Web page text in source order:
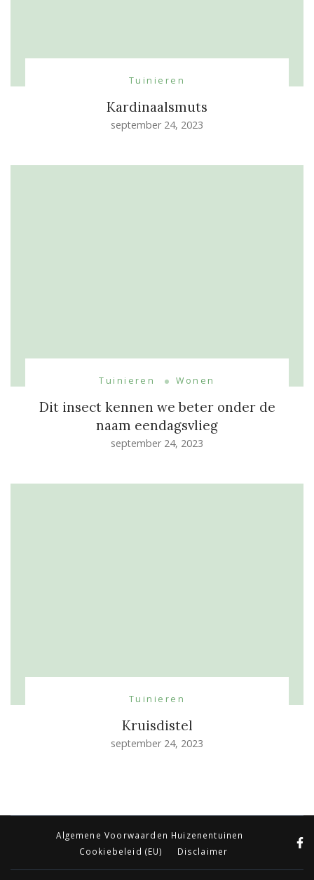
Tuinieren
Kardinaalsmuts
september 24, 2023
Tuinieren Wonen
Dit insect kennen we beter onder de
naam eendagsvlieg
september 24, 2023
Tuinieren
Kruisdistel
september 24, 2023
Algemene Voorwaarden Huizenentuinen
Cookiebeleid (EU)
Disclaimer